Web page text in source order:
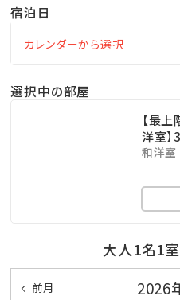
お楽しみ頂けます♪
ここからも海の眺めを楽
□無料の展望大浴場
マリンスポーツやレジャ
休めることのできる広々空
ここからも美しい海を眺め
※ご利用時間…06：00～
※温泉ではございません
★☆観光情報☆★
●那覇空港まで、車で約1.5
宿泊日
選択中の部屋
【最
洋室
和洋室
大人1名1
前月 2026